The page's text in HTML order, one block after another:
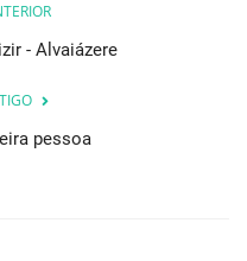
- Alvaiázere
pessoa